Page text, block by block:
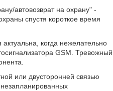
автовозврат на охрану" -
спустя короткое время
когда нежелательно
GSM. Тревожный
или двусторонней связью